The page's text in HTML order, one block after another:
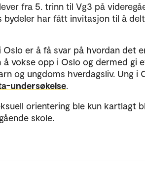
fra 5. trinn til Vg3 på
bydeler har fått invitasjon til å
Oslo er å få svar på hvordan det
å vokse opp i Oslo og dermed gi
og ungdoms hverdagsliv. Ung i
undersøkelse.
orientering ble kun kartlagt
skole.